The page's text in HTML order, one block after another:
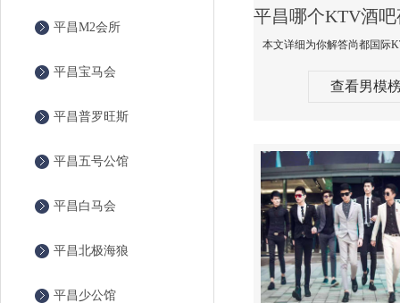
平昌M2会所
平昌宝马会
平昌普罗旺斯
平昌五号公馆
平昌白马会
平昌北极海狼
平昌少公馆
查看男模